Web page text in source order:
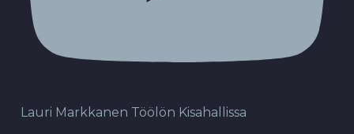
Lauri Markkanen Töölön Kisahallissa